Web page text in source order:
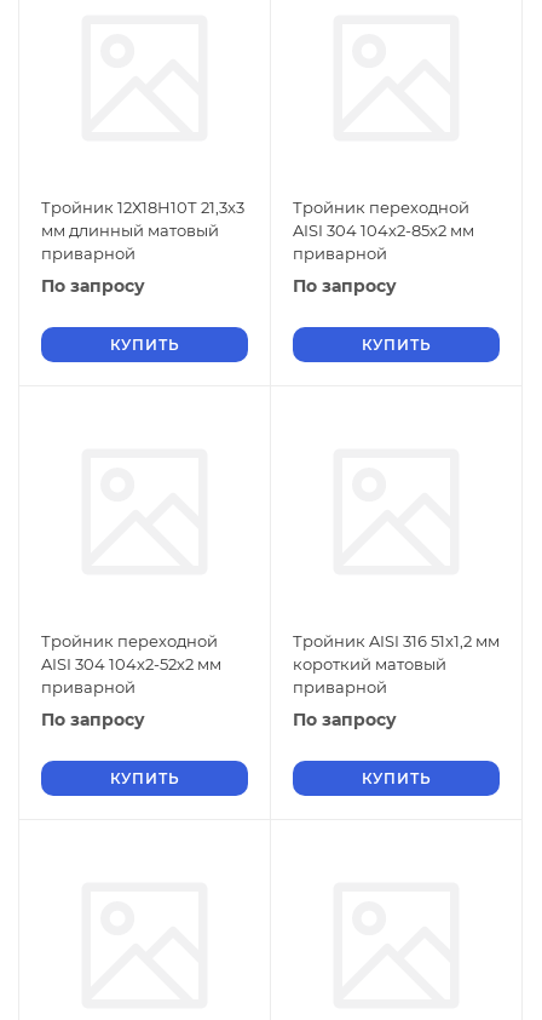
Тройник 12Х18Н10Т 21,3x3
мм длинный матовый
приварной
По запросу
КУПИТЬ
Тройник переходной
AISI 304 104х2-85х2 мм
приварной
По запросу
КУПИТЬ
Тройник переходной
AISI 304 104х2-52х2 мм
приварной
По запросу
КУПИТЬ
Тройник AISI 316 51x1,2 мм
короткий матовый
приварной
По запросу
КУПИТЬ